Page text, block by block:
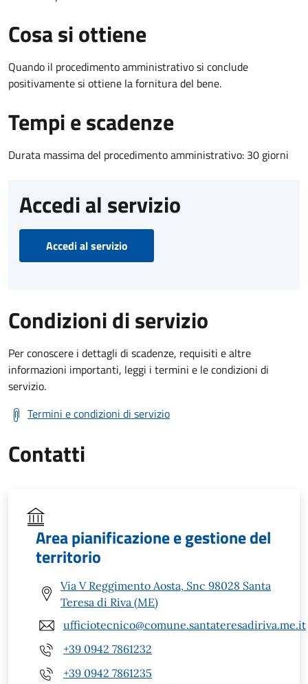
Cosa si ottiene
Quando il procedimento amministrativo si conclude
positivamente si ottiene la fornitura del bene.
Tempi e scadenze
Durata massima del procedimento amministrativo: 30 giorni
Accedi al servizio
Accedi al servizio
Condizioni di servizio
Per conoscere i dettagli di scadenze, requisiti e altre
informazioni importanti, leggi i termini e le condizioni di
servizio.
Termini e condizioni di servizio
Contatti
Area pianificazione e gestione del
territorio
Via V Reggimento Aosta, Snc 98028 Santa
Teresa di Riva (ME)
ufficiotecnico@comune.santateresadiriva.me.it
+39 0942 7861232
+39 0942 7861235